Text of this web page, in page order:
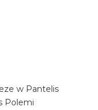
w Pantelis
Polemi